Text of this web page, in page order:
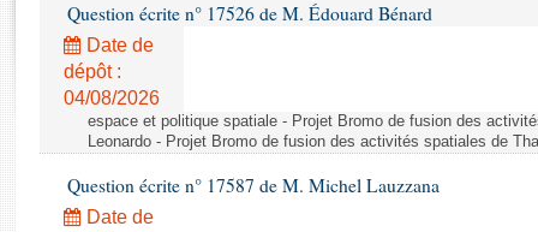
Rapports législatifs
Rapports sur l'application des lois
Baromètre de l’application des lois
Dossiers législatifs
Budget et sécurité sociale
Question écrite n° 17526 de M. Édouard Bénard
Date de
dépôt :
04/08/2026
espace et politique spatiale - Projet Bromo de fusion des
Leonardo - Projet Bromo de fusion des activités spatiales de
Question écrite n° 17587 de M. Michel Lauzzana
Date de